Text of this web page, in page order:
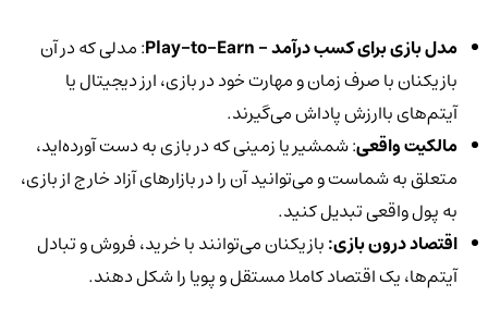
مدل بازی برای کسب درآمد - Play-to-Earn: مدلی که در آن
بازیکنان با صرف زمان و مهارت خود در بازی، ارز دیجیتال یا
آیتم‌های باارزش پاداش می‌گیرند.
مالکیت واقعی: شمشیر یا زمینی که در بازی به دست آورده‌اید،
متعلق به شماست و می‌توانید آن را در بازارهای آزاد خارج از بازی،
به پول واقعی تبدیل کنید.
اقتصاد درون بازی:بازیکنان می‌توانند با خرید، فروش و تبادل
آیتم‌ها، یک اقتصاد کاملا مستقل و پویا را شکل دهند.